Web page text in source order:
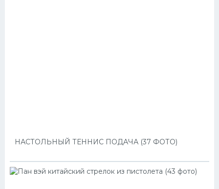
НАСТОЛЬНЫЙ ТЕННИС ПОДАЧА (37 ФОТО)